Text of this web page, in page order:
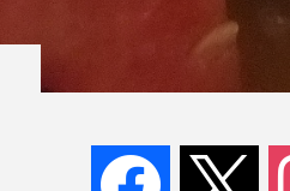
facebook